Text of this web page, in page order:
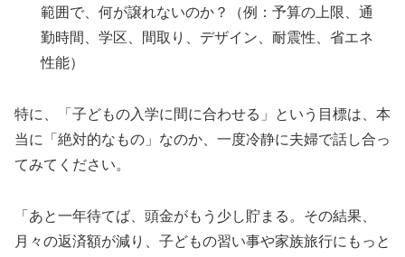
範囲で、何が譲れないのか？（例：予算の上限、通
勤時間、学区、間取り、デザイン、耐震性、省エネ
性能）
特に、「子どもの入学に間に合わせる」という目標は、本
当に「絶対的なもの」なのか、一度冷静に夫婦で話し合っ
てみてください。
「あと一年待てば、頭金がもう少し貯まる。その結果、
月々の返済額が減り、子どもの習い事や家族旅行にもっと